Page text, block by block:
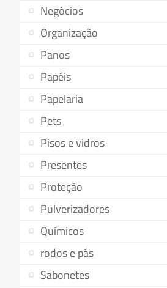
Negócios
Organização
Panos
Papéis
Papelaria
Pets
Pisos e vidros
Presentes
Proteção
Pulverizadores
Químicos
rodos e pás
Sabonetes